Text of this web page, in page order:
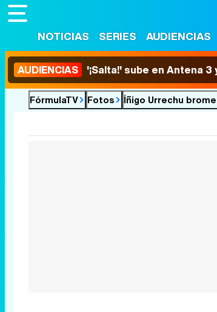
NOTICIAS SERIES AUDIENCIAS
AUDIENCIAS '¡Salta!' sube en Antena
FórmulaTV Fotos Íñigo Urrechu